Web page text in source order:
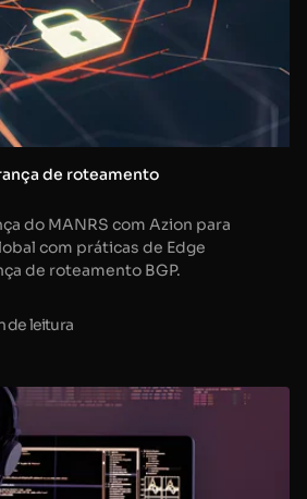
de roteamento
do MANRS com Azion para
com práticas de Edge
de roteamento BGP.
de leitura